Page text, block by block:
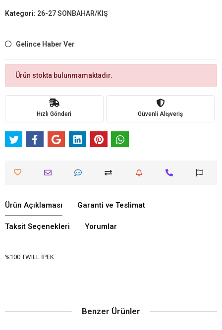
Kategori: 26-27 SONBAHAR/KIŞ
Gelince Haber Ver
Ürün stokta bulunmamaktadır.
Hızlı Gönderi Güvenli Alışveriş
Ürün Açıklaması Garanti ve Teslimat
Taksit Seçenekleri Yorumlar
%100 TWILL İPEK
Benzer Ürünler